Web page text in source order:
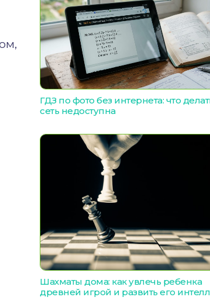
ГДЗ по фото без интернета: что
сеть недоступна
Шахматы дома: как увлечь ребенка
древней игрой и развить его